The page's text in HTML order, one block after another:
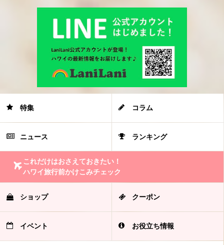
特集 コラム
ニュース ランキング
これだけはおさえておきたい！
ハワイ旅行前かけこみチェック
ショップ クーポン
イベント お役立ち情報